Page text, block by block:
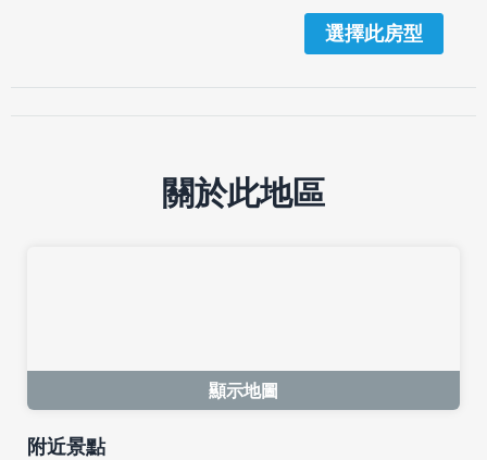
選擇此房型
關於此地區
顯示地圖
附近景點